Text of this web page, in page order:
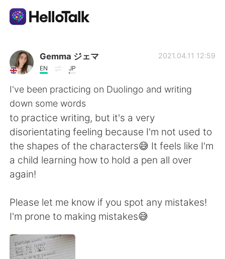
Language Exchange App
AI Grammar Checker
English
简体中文 繁體中文
Español
Français Deutsch
Русский
Gemma ジェマ
EN JP
2021.04.11 12:59
I've been practicing on Duolingo and writing
down some words
to practice writing, but it's a very
disorientating feeling because I'm not used to
the shapes of the characters😅 It feels like I'm
a child learning how to hold a pen all over
again!
Please let me know if you spot any mistakes!
I'm prone to making mistakes😅